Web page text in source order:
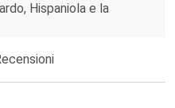
Hispaniola e la